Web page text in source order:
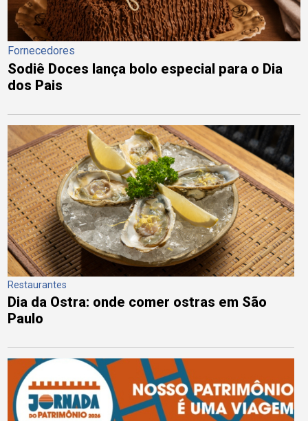
Fornecedores
Sodiê Doces lança bolo especial para o Dia
dos Pais
Restaurantes
Dia da Ostra: onde comer ostras em São
Paulo